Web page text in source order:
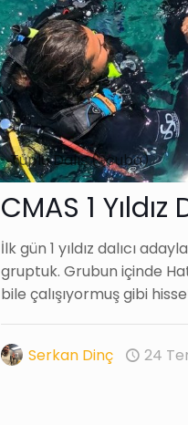
Tüplü Dalış (Scuba)
CMAS 1
İlk gün 1 yıldız dalıcı
gruptuk. Grubun içinde
bile çalışıyormuş gibi
Serkan Dinç 24